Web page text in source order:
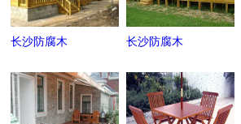
长沙防腐木 长沙防腐木